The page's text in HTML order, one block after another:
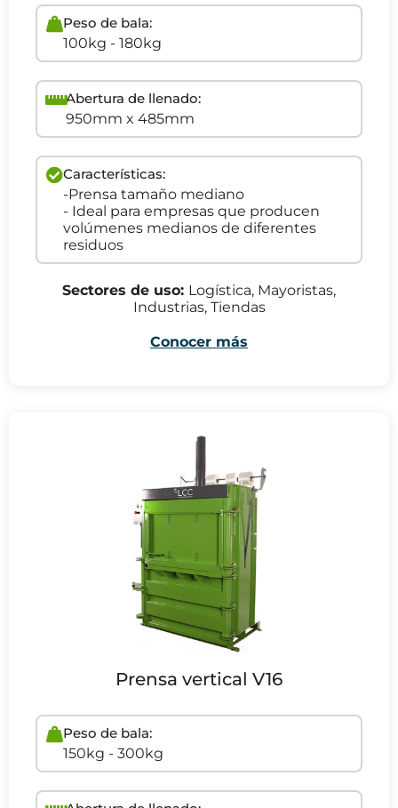
Peso de bala:
100kg - 180kg
Abertura de llenado:
950mm x 485mm
Características:
-Prensa tamaño mediano
- Ideal para empresas que producen
volúmenes medianos de diferentes
residuos
Sectores de uso: Logística, Mayoristas,
Industrias, Tiendas
Conocer más
Prensa vertical V16
Peso de bala:
150kg - 300kg